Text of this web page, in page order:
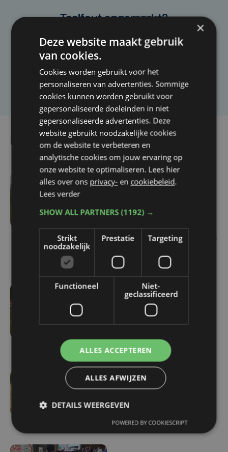
Taalfout opgemerkt?
Heb je een taal- of schrijffout opgemerkt in dit
Laat het ons weten
Lees ook
vr 26 juni | 12:07
Rally met snelste tijd in
qualifying stage,
Verstappen belandt in de
do 25 juni | 12:07
Laatste rechte lijn naar
Ypres Rally ingezet met
shakedown
di 23 juni | 14:26
×
Deze website maakt gebruik
van cookies.
Cookies worden gebruikt voor het
personaliseren van advertenties. Sommige
cookies kunnen worden gebruikt voor
gepersonaliseerde doeleinden in niet
gepersonaliseerde advertenties. Deze
website gebruikt noodzakelijke cookies
om de website te verbeteren en
analytische cookies om jouw ervaring op
onze website te optimaliseren. Lees hier
alles over ons privacy- en cookiebeleid.
Lees verder
SHOW ALL PARTNERS(1192) →
Strikt
noodzakelijk
Prestatie Targeting
Functioneel
Niet-
geclassificeerd
ALLES ACCEPTEREN
ALLES AFWIJZEN
DETAILS WEERGEVEN
POWERED BY COOKIESCRIPT